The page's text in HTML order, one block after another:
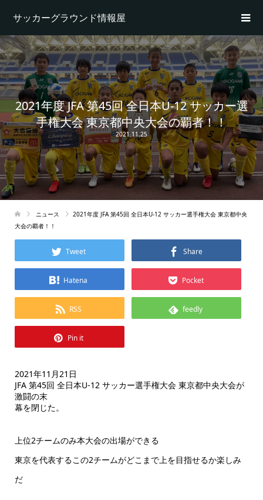
サッカーグラウンド情報屋
2021年度 JFA 第45回 全日本U-12 サッカー選
手権大会 東京都中央大会の覇者！！
2021.11.25
ニュース
2021年度 JFA 第45回 全日本U-12 サッカー選手権大会 東京都中央
大会の覇者！！
Tweet Share
Hatena Pocket
RSS feedly
Pin it
2021年11月21日
JFA 第45回 全日本U-12 サッカー選手権大会 東京都中央大会が
激闘の末
幕を閉じた。
上位2チームのみ本大会の出場ができる
東京を代表するこの2チームがどこまで上を目指せるか楽しみ
だ